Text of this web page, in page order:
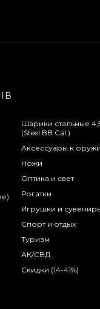
Шарики стальные
(Steel BB Cal.)
Аксессуары к
Ножи
Оптика и свет
Рогатки
Игрушки и
Спорт и отдых
Туризм
АК/СВД
Скидки (14-41%)